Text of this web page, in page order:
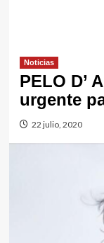
Noticias
PELO D’
urgente
22 julio, 2020